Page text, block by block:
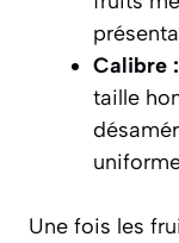
Calibre :
taille
Une fois les